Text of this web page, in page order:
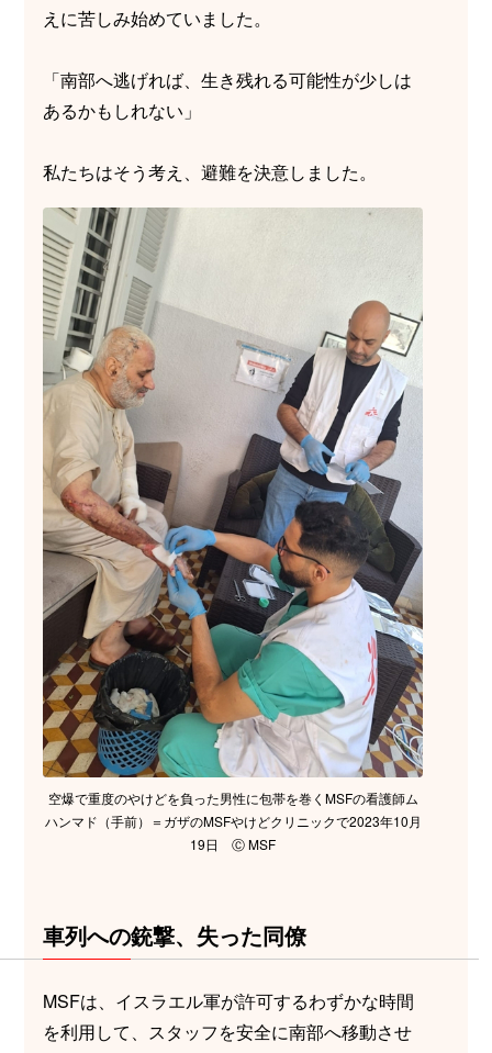
えに苦しみ始めていました。
「南部へ逃げれば、生き残れる可能性が少しは
あるかもしれない」
私たちはそう考え、避難を決意しました。
空爆で重度のやけどを負った男性に包帯を巻くMSFの看護師ム
ハンマド（手前）＝ガザのMSFやけどクリニックで2023年10月
19日 Ⓒ MSF
車列への銃撃、失った同僚
MSFは、イスラエル軍が許可するわずかな時間
を利用して、スタッフを安全に南部へ移動させ